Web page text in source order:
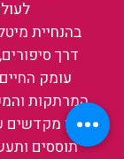
בהנחיית
דרך
עומק
המרתקות
בין מקדשים
תוססים